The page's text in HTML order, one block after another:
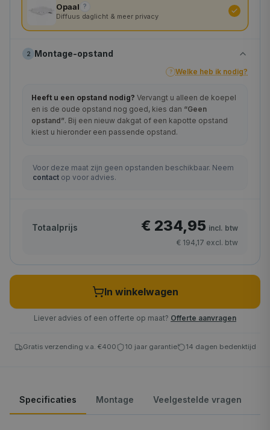
Opaal ?
Diffuus daglicht & meer privacy
2 Montage-opstand
? Welke heb ik nodig?
Heeft u een opstand nodig? Vervangt u alleen de koepel
en is de oude opstand nog goed, kies dan “Geen
opstand”. Bij een nieuw dakgat of een kapotte opstand
kiest u hieronder een passende opstand.
Voor deze maat zijn geen opstanden beschikbaar. Neem
contact op voor advies.
Totaalprijs € 234,95 incl. btw
€ 194,17 excl. btw
In winkelwagen
Liever advies of een offerte op maat? Offerte aanvragen
Gratis verzending v.a. €400 10 jaar garantie 14 dagen bedenktijd
Specificaties Montage Veelgestelde vragen